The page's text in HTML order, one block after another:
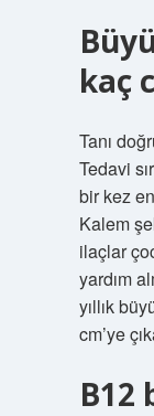
kaç
Tanı
Tedavi
bir kez
Kalem
ilaçlar
yardım
yıllık
cm’ye
B12